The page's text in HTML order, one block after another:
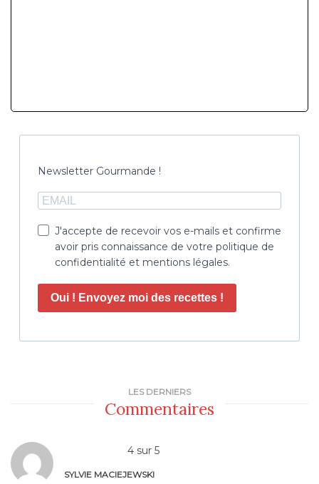
Newsletter Gourmande !
J'accepte de recevoir vos e-mails et confirme
avoir pris connaissance de votre politique de
confidentialité et mentions légales.
Oui ! Envoyez moi des recettes !
LES DERNIERS
Commentaires
4 sur 5
SYLVIE MACIEJEWSKI